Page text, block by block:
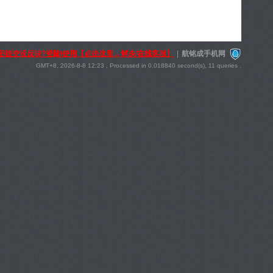
提交没反映?登陆/使用【点击这里←解决/在线客服】 航铭成手机网
GMT+8, 2026-8-8 12:23 , Processed in 0.018840 second(s), 11 queries .